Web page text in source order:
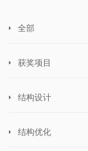
全部
获奖项目
结构设计
结构优化